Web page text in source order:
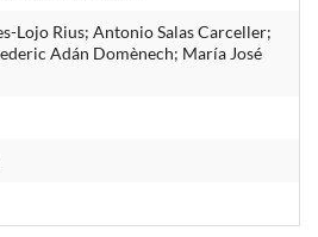
Lojo Rius; Antonio Salas Carceller;
Adán Domènech; María José